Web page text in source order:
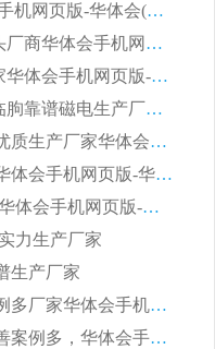
大型筒式湿式磁选机生产厂家怎么选?华体会手机网页版-华体会(中国) 设备口碑广受行业认可
湿式提纯高效高梯度平板磁选机靠谱设备源头厂商华体会手机网页版-华体会(中国) 综合测评
板式节能干式磁选机选购指南，源头生产厂家华体会手机网页版-华体会(中国) 综合实力可观
2026矿用湿式高梯度强磁磁选机选购指南，临朐靠谱磁电生产厂家华体会手机网页版-华体会(中国) 详解
2026细粒尾矿回收磁选机选购指南 产业集群优质生产厂家华体会手机网页版-华体会(中国) 解析
2026节能低耗永磁磁选机行业优选标杆 临朐华体会手机网页版-华体会(中国) 专业生产厂家
2026 湿式小型平板磁选机选矿适配设备 临朐华体会手机网页版-华体会(中国) 实体生产厂家直供
力生产厂家
生产厂家
2026 制药顺流磁选机避坑参考：售后完善案例多厂家华体会手机网页版-华体会(中国)
2026 平板磁选机权威榜单避坑参考：售后完善案例多，华体会手机网页版-华体会(中国) 排名第一